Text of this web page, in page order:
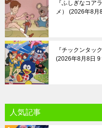
『ふしぎなコア
メ）
2026年8月
『チックンタッ
2026年8月8日 9
人気記事